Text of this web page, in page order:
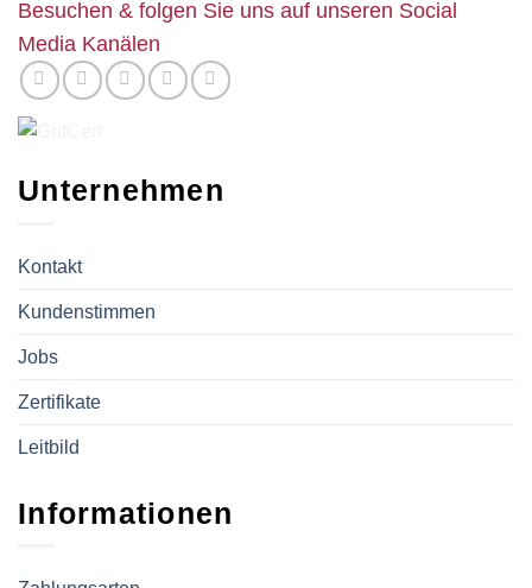
Besuchen & folgen Sie uns auf unseren Social
Media Kanälen
Unternehmen
Kontakt
Kundenstimmen
Jobs
Zertifikate
Leitbild
Informationen